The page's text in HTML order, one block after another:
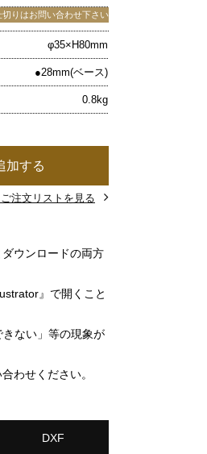
切りはお問い合わせ下さい
φ35×H80mm
●28mm(ベース)
0.8kg
加する
注文リストを見る
ダウンロードの両方
』で開くこと
ない」等の現象が
わせください。
DXF